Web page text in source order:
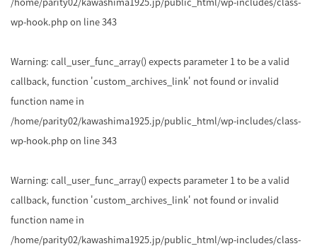
wp-hook.phpon line343
Warning: call_user_func_array() expects parameter 1 to be a valid
callback, function 'custom_archives_link' not found or invalid
function name in
/home/parity02/kawashima1925.jp/public_html/wp-includes/class-
wp-hook.phpon line343
Warning: call_user_func_array() expects parameter 1 to be a valid
callback, function 'custom_archives_link' not found or invalid
function name in
/home/parity02/kawashima1925.jp/public_html/wp-includes/class-